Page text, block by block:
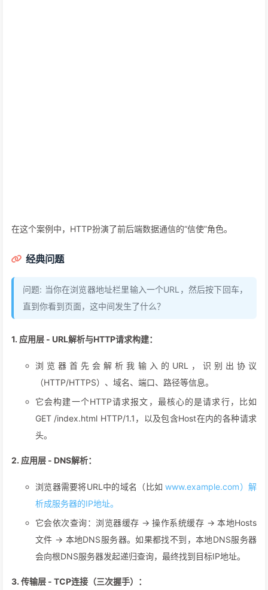
在这个案例中，HTTP扮演了前后端数据通信的“信使”角色。
经典问题
问题: 当你在浏览器地址栏里输入一个URL，然后按下回车，
直到你看到页面，这中间发生了什么？
1. 应用层 - URL解析与HTTP请求构建：
浏览器首先会解析我输入的URL，识别出协议
（HTTP/HTTPS）、域名、端口、路径等信息。
它会构建一个HTTP请求报文，最核心的是请求行，比如
GET /index.html HTTP/1.1，以及包含Host在内的各种请求
头。
2. 应用层 - DNS解析：
浏览器需要将URL中的域名（比如www.example.com）解
析成服务器的IP地址。
它会依次查询：浏览器缓存 -> 操作系统缓存 -> 本地Hosts
文件 -> 本地DNS服务器。如果都找不到，本地DNS服务器
会向根DNS服务器发起递归查询，最终找到目标IP地址。
3. 传输层 - TCP连接（三次握手）：